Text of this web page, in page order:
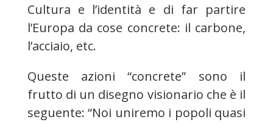
Cultura e l’identità e di far partire
l’Europa da cose concrete: il carbone,
l’acciaio, etc.
Queste azioni “concrete” sono il
frutto di un disegno visionario che è il
seguente: “Noi uniremo i popoli quasi